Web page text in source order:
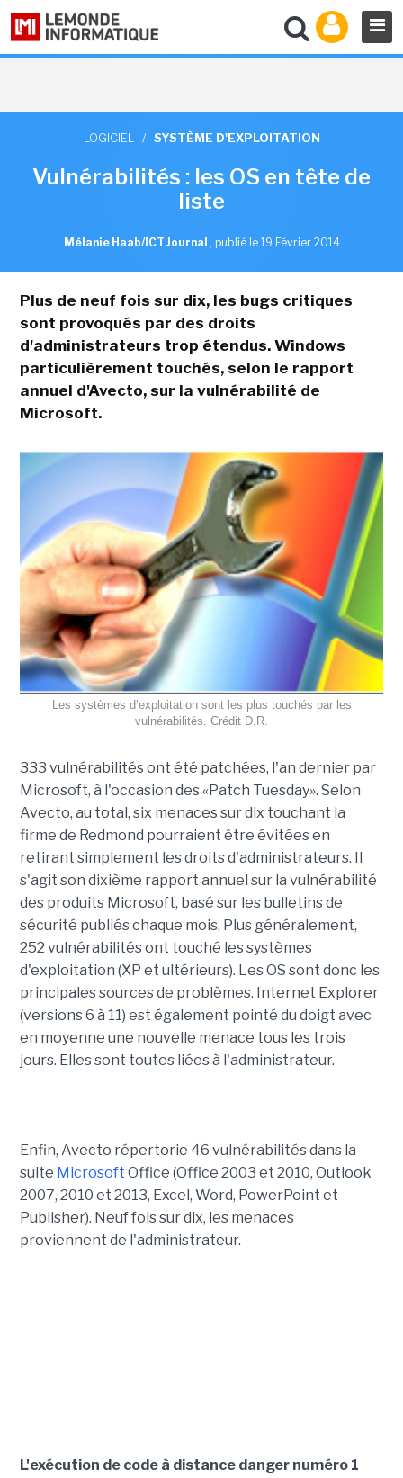
LOGICIEL / SYSTÈME D'EXPLOITATION
Vulnérabilités : les OS en tête de
liste
Mélanie Haab/ICT Journal , publié le 19 Février 2014
Plus de neuf fois sur dix, les bugs critiques
sont provoqués par des droits
d'administrateurs trop étendus. Windows
particulièrement touchés, selon le rapport
annuel d'Avecto, sur la vulnérabilité de
Microsoft.
Les systèmes d’exploitation sont les plus touchés par les
vulnérabilités. Crédit D.R.
333 vulnérabilités ont été patchées, l'an dernier par
Microsoft, à l'occasion des «Patch Tuesday». Selon
Avecto, au total, six menaces sur dix touchant la
firme de Redmond pourraient être évitées en
retirant simplement les droits d'administrateurs. Il
s'agit son dixième rapport annuel sur la vulnérabilité
des produits Microsoft, basé sur les bulletins de
sécurité publiés chaque mois. Plus généralement,
252 vulnérabilités ont touché les systèmes
d'exploitation (XP et ultérieurs). Les OS sont donc les
principales sources de problèmes. Internet Explorer
(versions 6 à 11) est également pointé du doigt avec
en moyenne une nouvelle menace tous les trois
jours. Elles sont toutes liées à l'administrateur.
Enfin, Avecto répertorie 46 vulnérabilités dans la
suite Microsoft Office (Office 2003 et 2010, Outlook
2007, 2010 et 2013, Excel, Word, PowerPoint et
Publisher). Neuf fois sur dix, les menaces
proviennent de l'administrateur.
L'exécution de code à distance danger numéro 1